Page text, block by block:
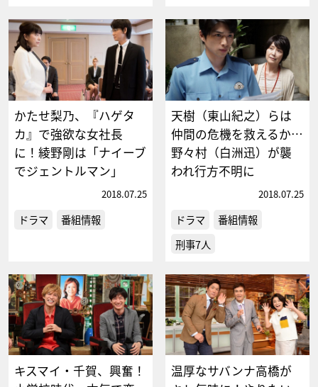
かたせ梨乃、『ハゲタ
カ』で強欲な女社長
に！綾野剛は「ナイーブ
でジェントルマン」
2018.07.25
ドラマ 番組情報
天樹（東山紀之）らは
仲間の危機を救えるか…
野々村（白洲迅）が襲
われ行方不明に
2018.07.25
ドラマ
番組情報
刑事7人
キスマイ・千賀、興奮！
温厚なサバンナ高橋が